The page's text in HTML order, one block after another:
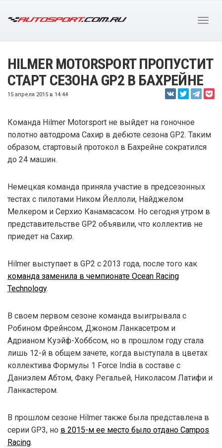
HILMER MOTORSPORT ПРОПУСТИТ
СТАРТ СЕЗОНА GP2 В БАХРЕЙНЕ
15 апреля 2015 в 14:44
Команда Hilmer Motorsport не выйдет на гоночное
полотно автодрома Сахир в дебюте сезона GP2. Таким
образом, стартовый протокол в Бахрейне сократился
до 24 машин.
Немецкая команда приняла участие в предсезонных
тестах с пилотами Ником Йеллоли, Найджелом
Мелкером и Серхио Канамасасом. Но сегодня утром в
представительстве GP2 объявили, что коллектив не
приедет на Сахир.
Hilmer выступает в GP2 с 2013 года, после того как
команда заменила в чемпионате Ocean Racing
Technology.
В своем первом сезоне команда выигрывала с
Робином Фрейнсом, Джоном Ланкасетром и
Адрианом Куэйф-Хоббсом, но в прошлом году стала
лишь 12-й в общем зачете, когда выступала в цветах
коллектива Формулы 1 Force India в составе с
Даниэлем Абтом, Факу Регальей, Николасом Латифи и
Ланкастером.
В прошлом сезоне Hilmer также была представлена в
серии GP3, но в 2015-м ее место было отдано Campos
Racing.